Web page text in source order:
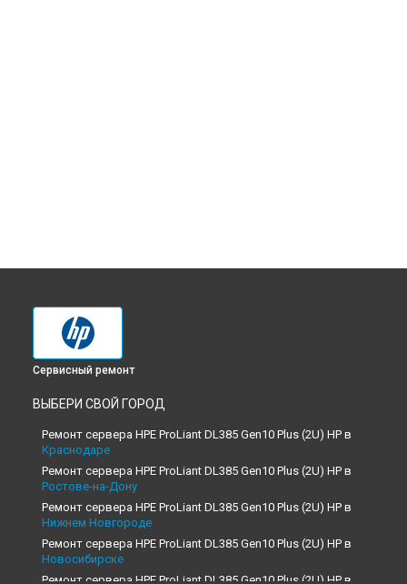
Сервисный ремонт
ВЫБЕРИ СВОЙ ГОРОД
Ремонт сервера HPE ProLiant DL385 Gen10 Plus (2U) HP в
Краснодаре
Ремонт сервера HPE ProLiant DL385 Gen10 Plus (2U) HP в
Ростове-на-Дону
Ремонт сервера HPE ProLiant DL385 Gen10 Plus (2U) HP в
Нижнем Новгороде
Ремонт сервера HPE ProLiant DL385 Gen10 Plus (2U) HP в
Новосибирске
Ремонт сервера HPE ProLiant DL385 Gen10 Plus (2U) HP в